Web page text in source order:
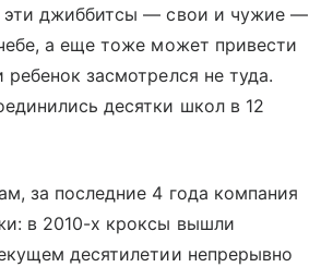
эти джиббитсы — свои и чужие —
а еще тоже может привести
засмотрелся не туда.
десятки школ в 12
за последние 4 года компания
в 2010-х кроксы вышли
десятилетии непрерывно